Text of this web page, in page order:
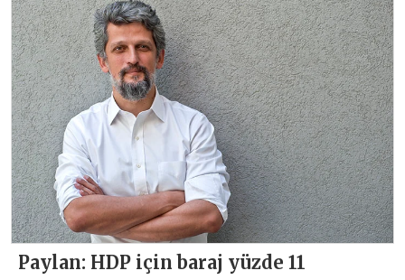
Paylan: HDP için baraj yüzde 11